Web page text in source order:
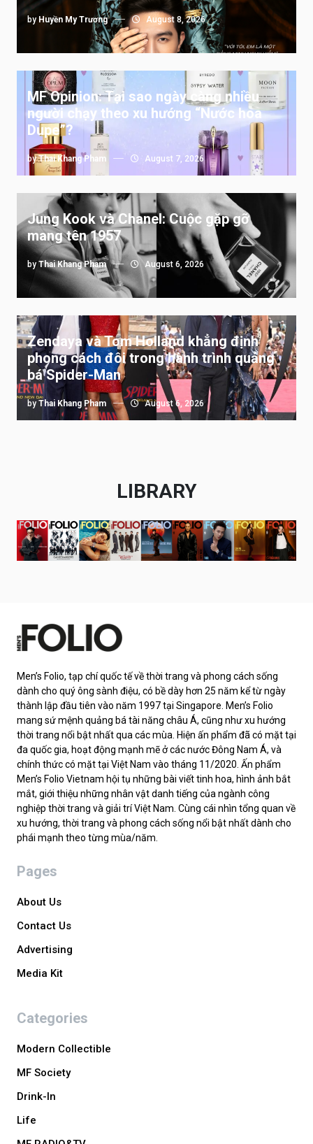
by Huyền My Trương August 8, 2026
MF Opinion: Tại sao ngày càng nhiều
người chạy theo xu hướng “Nước hoa
Dupe”?
byThai Khang Pham August 7, 2026
Jung Kook và Chanel: Cuộc gặp gỡ
mang tên 1957
by Thai Khang Pham August 6, 2026
Zendaya và Tom Holland khẳng định
phong cách đôi trong hành trình quảng
bá Spider-Man
by Thai Khang Pham August 6, 2026
LIBRARY
Men’s Folio, tạp chí quốc tế về thời trang và phong cách sống
dành cho quý ông sành điệu, có bề dày hơn 25 năm kể từ ngày
thành lập đầu tiên vào năm 1997 tại Singapore. Men’s Folio
mang sứ mệnh quảng bá tài năng châu Á, cũng như xu hướng
thời trang nổi bật nhất qua các mùa. Hiện ấn phẩm đã có mặt tại
đa quốc gia, hoạt động mạnh mẽ ở các nước Đông Nam Á, và
chính thức có mặt tại Việt Nam vào tháng 11/2020. Ấn phẩm
Men’s Folio Vietnam hội tụ những bài viết tinh hoa, hình ảnh bắt
mắt, giới thiệu những nhân vật danh tiếng của ngành công
nghiệp thời trang và giải trí Việt Nam. Cùng cái nhìn tổng quan về
xu hướng, thời trang và phong cách sống nổi bật nhất dành cho
phái mạnh theo từng mùa/năm.
Pages
About Us
Contact Us
Advertising
Media Kit
Categories
Modern Collectible
MF Society
Drink-In
Life